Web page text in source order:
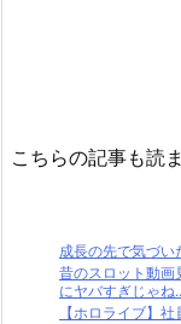
こちらの記事も読
成長の先で気づい
昔のスロット動
にヤバすぎじゃね
【ホロライブ】